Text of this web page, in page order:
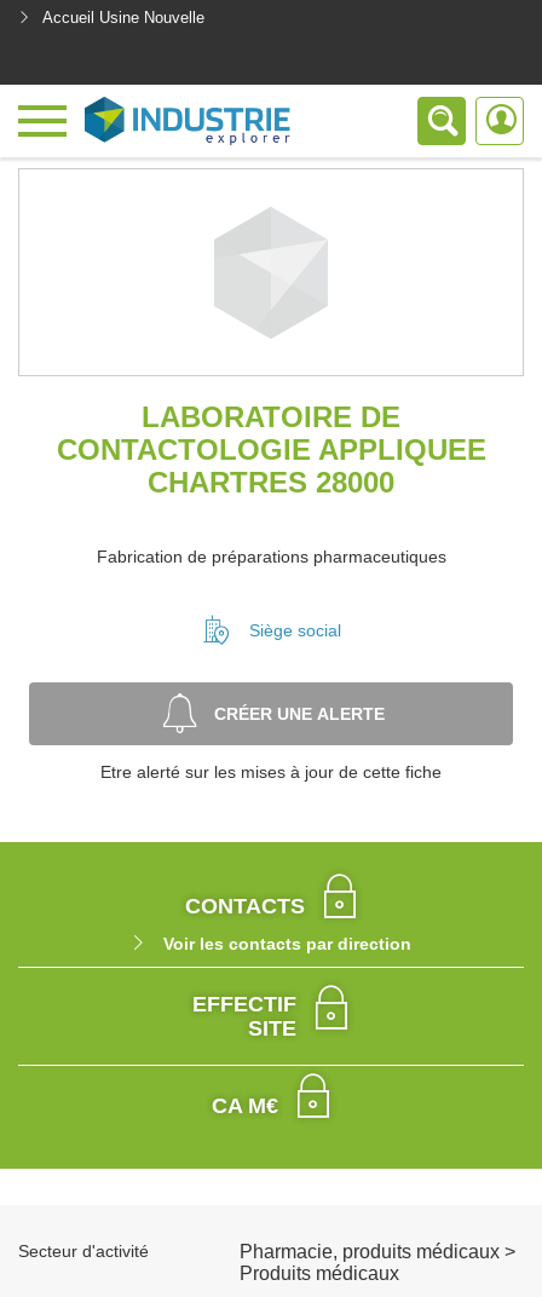
Accueil Usine Nouvelle
LABORATOIRE DE
CONTACTOLOGIE APPLIQUEE
CHARTRES 28000
Fabrication de préparations pharmaceutiques
Siège social
CRÉER UNE ALERTE
Etre alerté sur les mises à jour de cette fiche
CONTACTS
Voir les contacts par direction
EFFECTIF
SITE
CA M€
Secteur d'activité
Pharmacie, produits médicaux >
Produits médicaux